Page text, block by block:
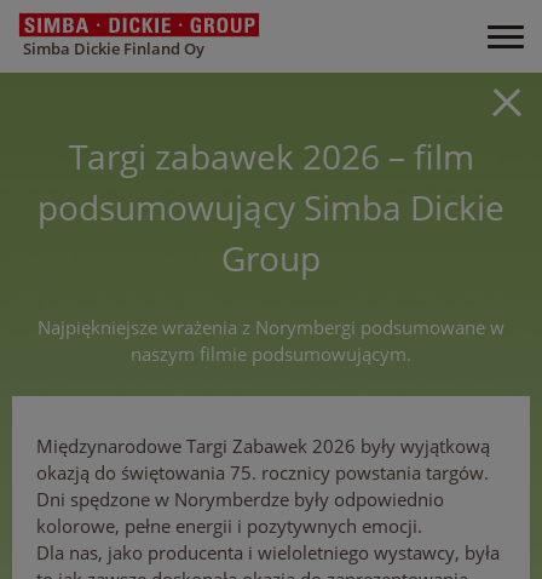
Simba Dickie Finland Oy
Targi zabawek 2026 – film
podsumowujący Simba Dickie
Group
Najpiękniejsze wrażenia z Norymbergi podsumowane w
naszym filmie podsumowującym.
Międzynarodowe Targi Zabawek 2026 były wyjątkową
okazją do świętowania 75. rocznicy powstania targów.
Dni spędzone w Norymberdze były odpowiednio
kolorowe, pełne energii i pozytywnych emocji.
Dla nas, jako producenta i wieloletniego wystawcy, była